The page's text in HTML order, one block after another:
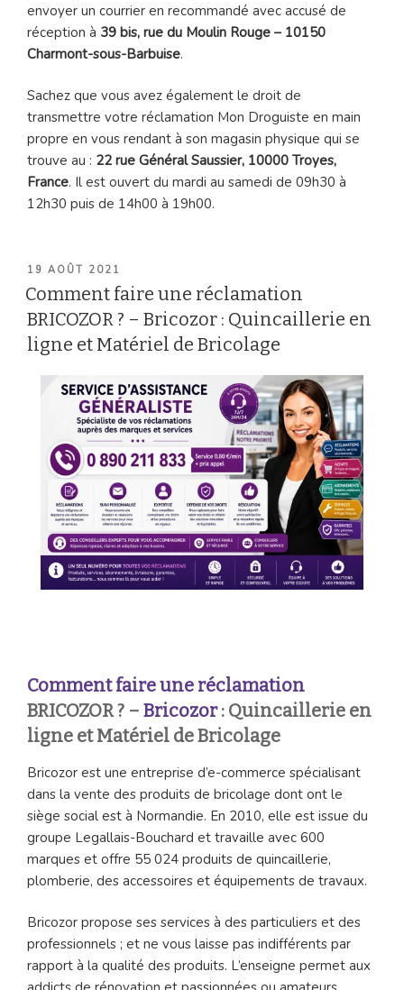
envoyer un courrier en recommandé avec accusé de
réception à 39 bis, rue du Moulin Rouge – 10150
Charmont-sous-Barbuise.
Sachez que vous avez également le droit de
transmettre votre réclamation Mon Droguiste en main
propre en vous rendant à son magasin physique qui se
trouve au : 22 rue Général Saussier, 10000 Troyes,
France. Il est ouvert du mardi au samedi de 09h30 à
12h30 puis de 14h00 à 19h00.
PUBLIÉ
LE
19 AOÛT 2021
Comment faire une réclamation
BRICOZOR ? – Bricozor : Quincaillerie en
ligne et Matériel de Bricolage
Comment faire une réclamation
BRICOZOR ? – Bricozor: Quincaillerie en
ligne et Matériel de Bricolage
Bricozor est une entreprise d’e-commerce spécialisant
dans la vente des produits de bricolage dont ont le
siège social est à Normandie. En 2010, elle est issue du
groupe Legallais-Bouchard et travaille avec 600
marques et offre 55 024 produits de quincaillerie,
plomberie, des accessoires et équipements de travaux.
Bricozor propose ses services à des particuliers et des
professionnels ; et ne vous laisse pas indifférents par
rapport à la qualité des produits. L’enseigne permet aux